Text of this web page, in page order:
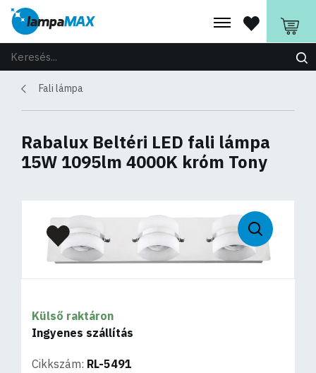
Fali lámpa
Rabalux Beltéri LED fali lámpa
15W 1095lm 4000K króm Tony
Külső raktáron
Ingyenes szállítás
Cikkszám: RL-5491